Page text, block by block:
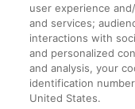
Termeni și condiții
Companie
Despre noi
Contact
user experience
and services;
interactions with
and personalized
and analysis, your
identification
United States.